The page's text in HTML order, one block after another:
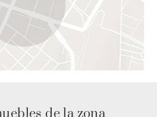
de la zona